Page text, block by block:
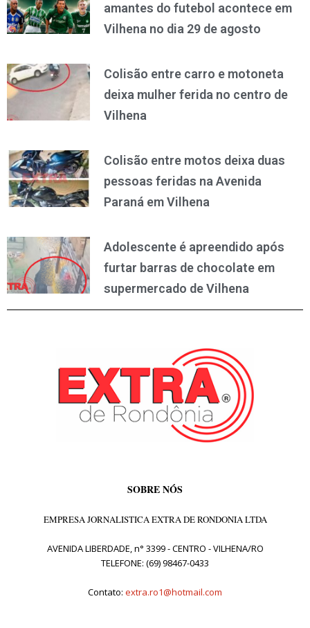
amantes do futebol acontece em
Vilhena no dia 29 de agosto
Colisão entre carro e motoneta
deixa mulher ferida no centro de
Vilhena
Colisão entre motos deixa duas
pessoas feridas na Avenida
Paraná em Vilhena
Adolescente é apreendido após
furtar barras de chocolate em
supermercado de Vilhena
SOBRE NÓS
EMPRESA JORNALISTICA EXTRA DE RONDONIA LTDA
AVENIDA LIBERDADE, n° 3399 - CENTRO - VILHENA/RO
TELEFONE: (69) 98467-0433
Contato: extra.ro1@hotmail.com